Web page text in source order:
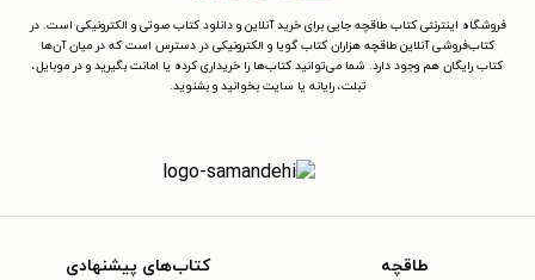
فروشگاه اینترنتی کتاب طاقچه جایی برای خرید آنلاین و دانلود کتاب صوتی و الکترونیکی است. در
کتاب‌فروشی آنلاین طاقچه هزاران کتاب گویا و الکترونیکی در دسترس است که در میان آن‌ها
کتاب رایگان هم وجود دارد. شما می‌توانید کتاب‌ها را خریداری کرده یا امانت بگیرید و در موبایل،
تبلت، رایانه یا سایت بخوانید و بشنوید.
طاقچه کتاب‌های پیشنهادی